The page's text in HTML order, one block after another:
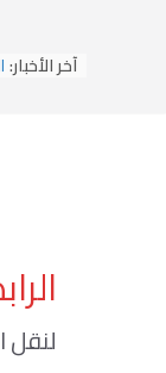
آخر الأخبار:
لنقل